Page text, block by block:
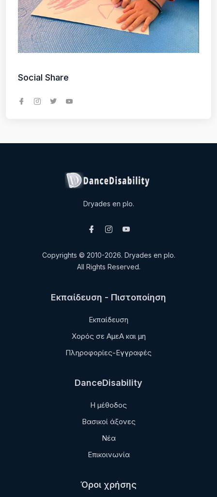
Social Share
Dryades en plo.
Copyrights © 2010-2026. Dryades en plo.
All Rights Reserved.
Εκπαίδευση - Πιστοποίηση
Εκπαίδευση
Χορός σε ΑμεΑ και μη
Πληροφορίες-Εγγραφές
DanceDisability
Η μέθοδος
Βασικοί άξονες
Νέα
Επικοινωνία
Όροι χρήσης